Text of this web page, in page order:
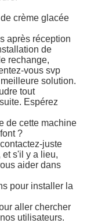
crème glacée
après réception
de
rechange,
vous svp
solution.
tout
Espérez
de cette machine
?
juste
s'il y a lieu,
aider dans
pour installer la
aller chercher
utilisateurs.